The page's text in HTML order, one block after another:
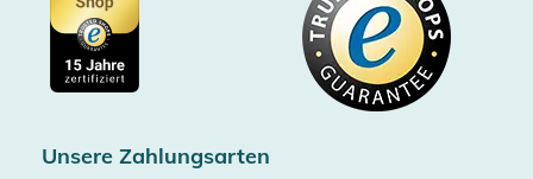
Cookie-Einstellungen
ImpressumGratis Versand ab 100€ Bestellwert (in DE/AT)
Kostenlose Rücksendung (aus DE/AT)
Unsere Zahlungsarten